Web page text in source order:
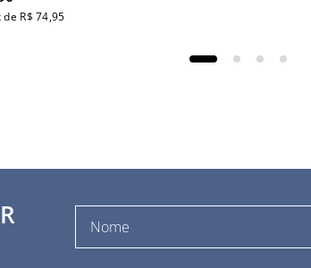
de R$ 74,95